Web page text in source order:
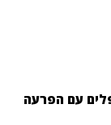
עם הפרעה